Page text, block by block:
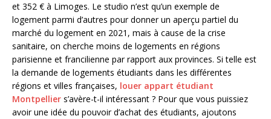
et 352 € à Limoges. Le studio n’est qu’un exemple de
logement parmi d’autres pour donner un aperçu partiel du
marché du logement en 2021, mais à cause de la crise
sanitaire, on cherche moins de logements en régions
parisienne et francilienne par rapport aux provinces. Si telle est
la demande de logements étudiants dans les différentes
régions et villes françaises, louer appart étudiant
Montpellier s’avère-t-il intéressant ? Pour que vous puissiez
avoir une idée du pouvoir d’achat des étudiants, ajoutons